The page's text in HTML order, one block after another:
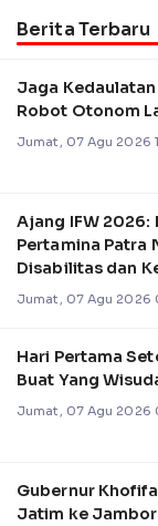
Berita Terbaru
Jaga
Robot Otonom
Jumat, 07 Agu 2026
Ajang IFW 2026:
Pertamina Patra
Disabilitas dan
Jumat, 07 Agu 2026
Hari Pertama
Buat Yang
Jumat, 07 Agu 2026
Gubernur
Jatim ke